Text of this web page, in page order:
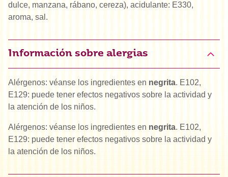
dulce, manzana, rábano, cereza), acidulante: E330,
aroma, sal.
Información sobre alergias
Alérgenos: véanse los ingredientes en negrita. E102,
E129: puede tener efectos negativos sobre la actividad y
la atención de los niños.
Alérgenos: véanse los ingredientes en negrita. E102,
E129: puede tener efectos negativos sobre la actividad y
la atención de los niños.